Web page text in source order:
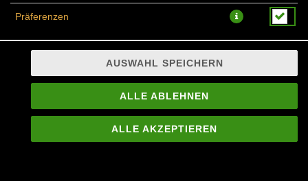
gebratener Reis mit Eier und Gemüse als Beilage
JETZT BESTELLEN
Präferenzen
AUSWAHL SPEICHERN
ALLE ABLEHNEN
ALLE AKZEPTIEREN